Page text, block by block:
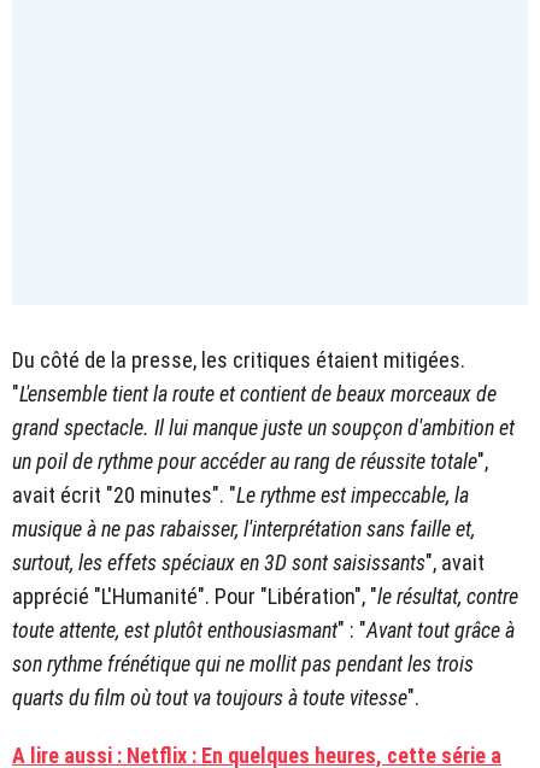
Du côté de la presse, les critiques étaient mitigées.
"L'ensemble tient la route et contient de beaux morceaux de
grand spectacle. Il lui manque juste un soupçon d'ambition et
un poil de rythme pour accéder au rang de réussite totale",
avait écrit "20 minutes". "Le rythme est impeccable, la
musique à ne pas rabaisser, l'interprétation sans faille et,
surtout, les effets spéciaux en 3D sont saisissants", avait
apprécié "L'Humanité". Pour "Libération", "le résultat, contre
toute attente, est plutôt enthousiasmant" : "Avant tout grâce à
son rythme frénétique qui ne mollit pas pendant les trois
quarts du film où tout va toujours à toute vitesse".
A lire aussi : Netflix : En quelques heures, cette série a